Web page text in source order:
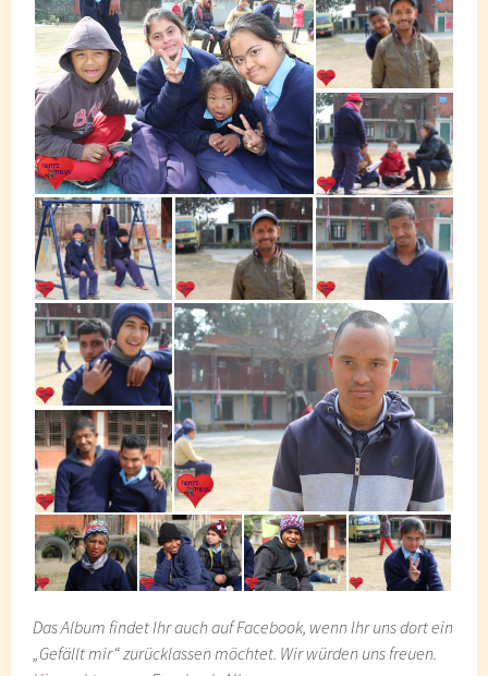
Das Album findet Ihr auch auf Facebook, wenn Ihr uns dort ein
„Gefällt mir“ zurücklassen möchtet. Wir würden uns freuen.